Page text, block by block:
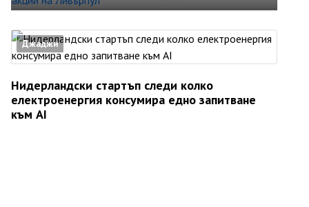
Джаджи
Нидерландски стартъп следи колко
електроенергия консумира едно запитване
към AI